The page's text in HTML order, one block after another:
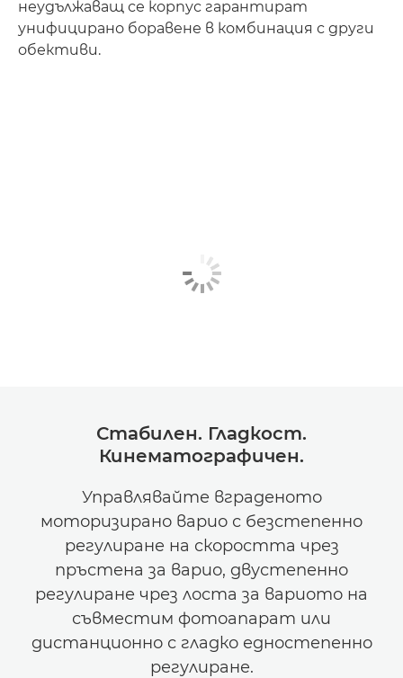
неудължаващ се корпус гарантират
унифицирано боравене в комбинация с други
обективи.
Стабилен. Гладкост.
Кинематографичен.
Управлявайте вграденото
моторизирано варио с безстепенно
регулиране на скоростта чрез
пръстена за варио, двустепенно
регулиране чрез лоста за вариото на
съвместим фотоапарат или
дистанционно с гладко едностепенно
регулиране.